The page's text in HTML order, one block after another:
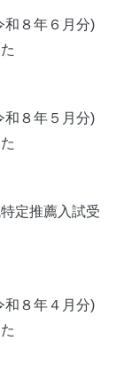
和８年６月分)
和８年５月分)
定推薦入試受
和８年４月分)